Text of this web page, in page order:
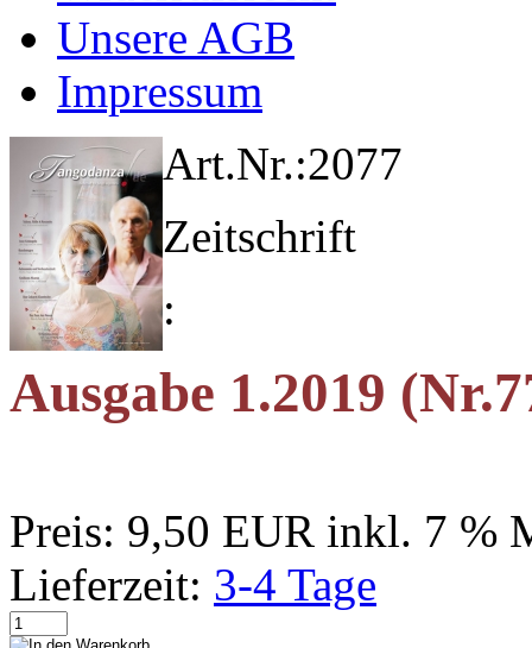
Unsere AGB
Impressum
Art.Nr.:2077
Zeitschrift
:
Ausgabe 1.2019
Preis: 9,50 EUR inkl. 7 %
Lieferzeit: 3-4 Tage